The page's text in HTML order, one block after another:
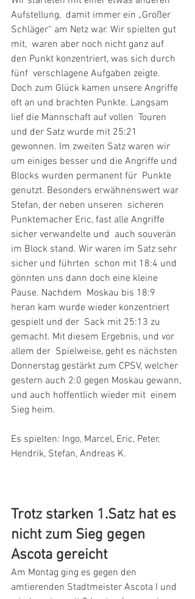
Aufstellung,  damit immer ein „Großer
Schläger“ am Netz war. Wir spielten gut
mit,  waren aber noch nicht ganz auf
den Punkt konzentriert, was sich durch
fünf  verschlagene Aufgaben zeigte.
Doch zum Glück kamen unsere Angriffe
oft an und brachten Punkte. Langsam
lief die Mannschaft auf vollen  Touren
und der Satz wurde mit 25:21
gewonnen. Im zweiten Satz waren wir
um einiges besser und die Angriffe und
Blocks wurden permanent für  Punkte
genutzt. Besonders erwähnenswert war
Stefan, der neben unseren  sicheren
Punktemacher Eric, fast alle Angriffe
sicher verwandelte und  auch souverän
im Block stand. Wir waren im Satz sehr
sicher und führten  schon mit 18:4 und
gönnten uns dann doch eine kleine
Pause. Nachdem  Moskau bis 18:9
heran kam wurde wieder konzentriert
gespielt und der  Sack mit 25:13 zu
gemacht. Mit diesem Ergebnis, und vor
allem der  Spielweise, geht es nächsten
Donnerstag gestärkt zum CPSV, welcher
gestern auch 2:0 gegen Moskau gewann,
und auch hoffentlich wieder mit  einem
Sieg heim.
Es spielten: Ingo, Marcel, Eric, Peter,
Hendrik, Stefan, Andreas K.
Trotz starken 1.Satz hat es
nicht zum Sieg gegen
Ascota gereicht
Am Montag ging es gegen den
amtierenden Stadtmeister Ascota I und